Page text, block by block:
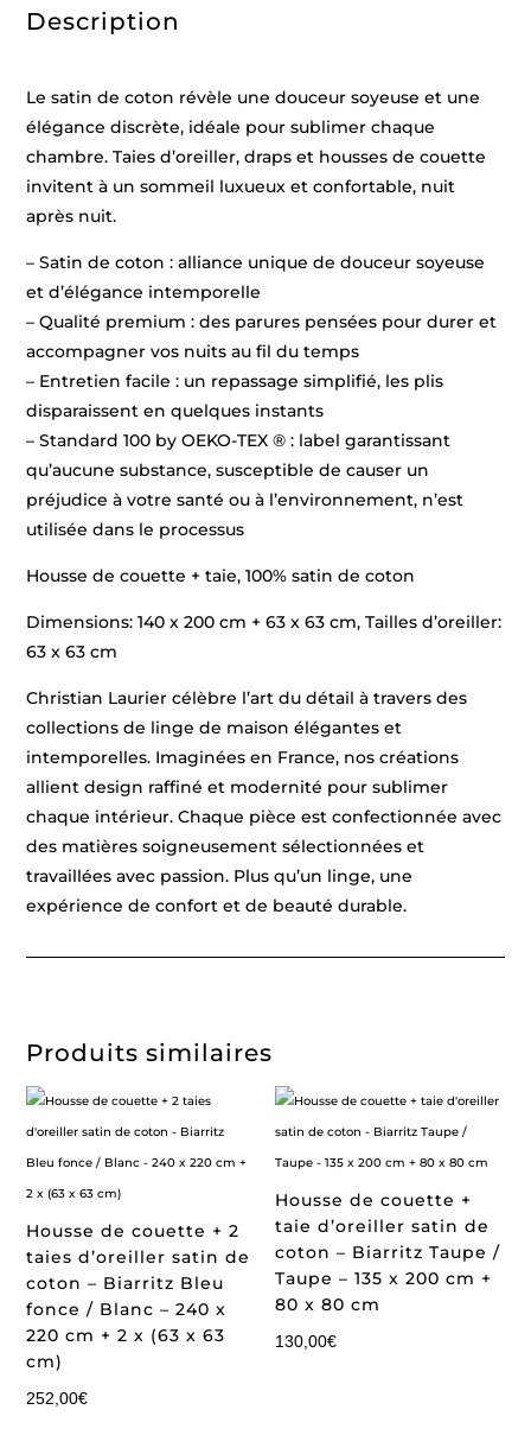
200
cm
63
cm
Description
Le satin de coton révèle une douceur soyeuse et une
élégance discrète, idéale pour sublimer chaque
chambre. Taies d’oreiller, draps et housses de couette
invitent à un sommeil luxueux et confortable, nuit
après nuit.
– Satin de coton : alliance unique de douceur soyeuse
et d’élégance intemporelle
– Qualité premium : des parures pensées pour durer et
accompagner vos nuits au fil du temps
– Entretien facile : un repassage simplifié, les plis
disparaissent en quelques instants
– Standard 100 by OEKO-TEX ® : label garantissant
qu’aucune substance, susceptible de causer un
préjudice à votre santé ou à l’environnement, n’est
utilisée dans le processus
Housse de couette + taie, 100% satin de coton
Dimensions: 140 x 200 cm + 63 x 63 cm, Tailles d’oreiller:
63 x 63 cm
Christian Laurier célèbre l’art du détail à travers des
collections de linge de maison élégantes et
intemporelles. Imaginées en France, nos créations
allient design raffiné et modernité pour sublimer
chaque intérieur. Chaque pièce est confectionnée avec
des matières soigneusement sélectionnées et
travaillées avec passion. Plus qu’un linge, une
expérience de confort et de beauté durable.
Produits similaires
Housse de couette + 2
taies d’oreiller satin de
coton – Biarritz Bleu
fonce / Blanc – 240 x
220 cm + 2 x (63 x 63
cm)
252,00€
Housse de couette +
taie d’oreiller satin de
coton – Biarritz Taupe /
Taupe – 135 x 200 cm +
80 x 80 cm
130,00€